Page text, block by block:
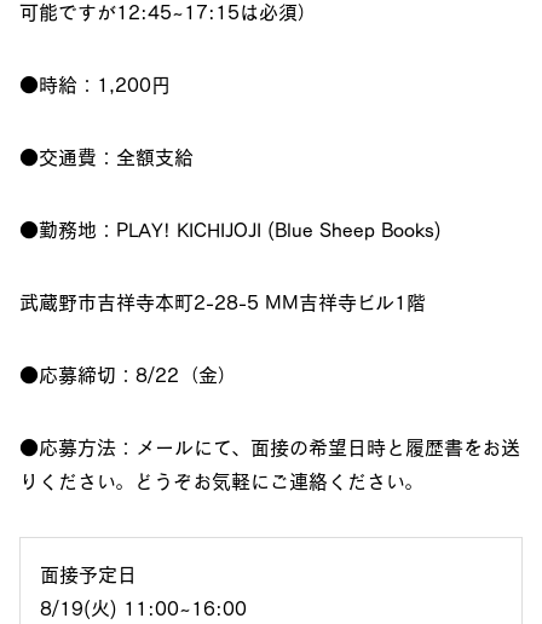
可能ですが12:45~17:15は必須）
●時給：1,200円
●交通費：全額支給
●勤務地：PLAY! KICHIJOJI (Blue Sheep Books)
武蔵野市吉祥寺本町2-28-5 MM吉祥寺ビル1階
●応募締切：8/22（金）
●応募方法：メールにて、面接の希望日時と履歴書をお送
りください。どうぞお気軽にご連絡ください。
面接予定日
8/19(火) 11:00~16:00